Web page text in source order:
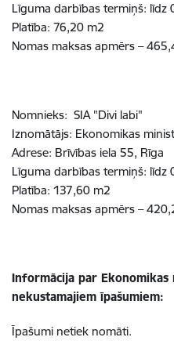
Līguma darbības termiņš: līdz
Platība: 76,20 m2
Nomas maksas apmērs –
Nomnieks: SIA "Divi labi"
Iznomātājs: Ekonomikas
Adrese: Brīvības iela 55, Rīga
Līguma darbības termiņš: līdz
Platība: 137,60 m2
Nomas maksas apmērs –
Informācija par
nekustamajiem īpašumiem:
Īpašumi netiek nomāti.